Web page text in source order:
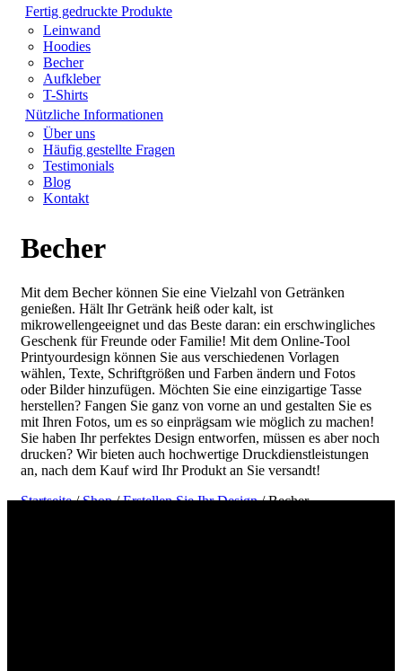
Fertig gedruckte Produkte
Leinwand
Hoodies
Becher
Aufkleber
T-Shirts
Nützliche Informationen
Über uns
Häufig gestellte Fragen
Testimonials
Blog
Kontakt
Becher
Mit dem Becher können Sie eine Vielzahl von Getränken
genießen. Hält Ihr Getränk heiß oder kalt, ist
mikrowellengeeignet und das Beste daran: ein erschwingliches
Geschenk für Freunde oder Familie! Mit dem Online-Tool
Printyourdesign können Sie aus verschiedenen Vorlagen
wählen, Texte, Schriftgrößen und Farben ändern und Fotos
oder Bilder hinzufügen. Möchten Sie eine einzigartige Tasse
herstellen? Fangen Sie ganz von vorne an und gestalten Sie es
mit Ihren Fotos, um es so einprägsam wie möglich zu machen!
Sie haben Ihr perfektes Design entworfen, müssen es aber noch
drucken? Wir bieten auch hochwertige Druckdienstleistungen
an, nach dem Kauf wird Ihr Produkt an Sie versandt!
Startseite/Shop/Erstellen Sie Ihr Design/ Becher